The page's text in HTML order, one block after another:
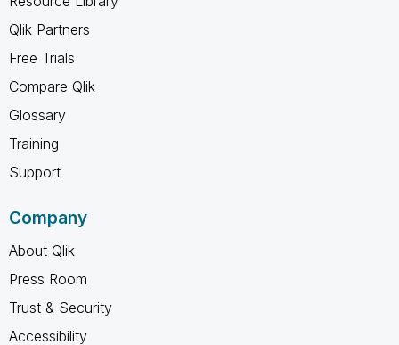
Qlik Partners
Free Trials
Compare Qlik
Glossary
Training
Support
Company
About Qlik
Press Room
Trust & Security
Accessibility